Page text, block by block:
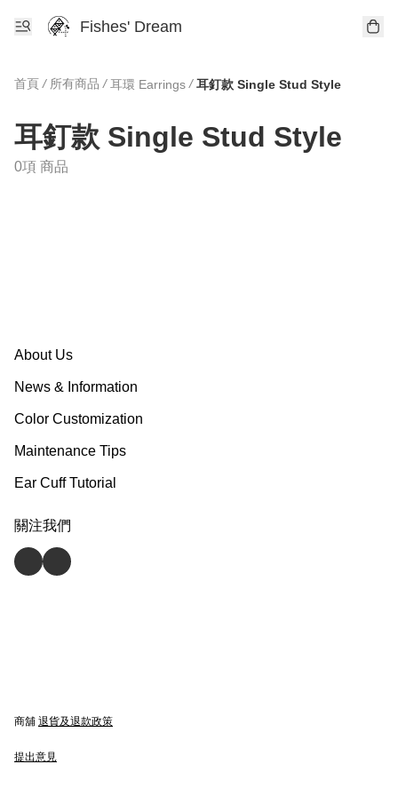
Fishes' Dream
首頁 / 所有商品 / 耳環 Earrings / 耳釘款 Single Stud Style
耳釘款 Single Stud Style
0項 商品
About Us
News & Information
Color Customization
Maintenance Tips
Ear Cuff Tutorial
關注我們
商舖 退貨及退款政策
提出意見